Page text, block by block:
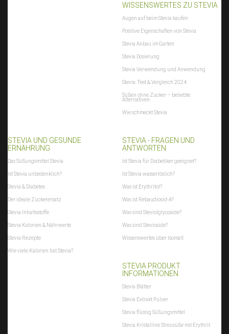
WISSENSWERTES ZU STEVIA
Augen auf beim Stevia kaufen
Positive Eigenschaften von Stevia
Stevia Anbau im Garten
Stevia Dosierung
Stevia Verwendung und Anwendung
Stevia: Test & Vergleich 2024
Süßen ohne Zucker – beliebte
Alternativen
Wie schmeckt Stevia
STEVIA UND GESUNDE
ERNÄHRUNG
Das Süßungsmittel Stevia
Ist Stevia unbedenklich?
Stevia & Diabetes
Der ideale Zuckerersatz
Stevia Inhaltsstoffe
Stevia Kalorien & Nährwerte
Stevia Rezepte
Wie viele Kalorien hat Stevia?
STEVIA - FRAGEN UND
ANTWORTEN
Ist Stevia für Diabetiker geeignet?
Ist Stevia wasserlöslich?
Was ist Erythritol?
Was ist Rebaudiosid-A?
Was sind Steviolglycoside?
Was sind Stevioside?
Wissenswertes über Isomalt
STEVIA PRODUKT
INFORMATIONEN
Stevia Blätter
Stevia Extrakt Pulver
Stevia flüssig Süßungsmittel
Stevia Kristalline Streusüße mit Erythrit